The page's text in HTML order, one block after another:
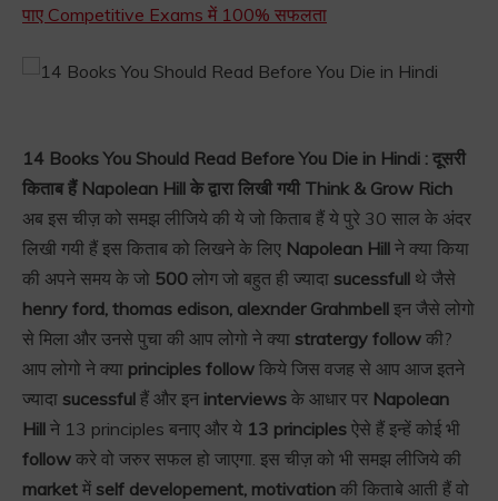
पाए Competitive Exams में 100% सफलता
14 Books You Should Read Before You Die in Hindi : दूसरी
किताब हैं Napolean Hill के द्वारा लिखी गयी Think & Grow Rich
अब इस चीज़ को समझ लीजिये की ये जो किताब हैं ये पुरे 30 साल के अंदर
लिखी गयी हैं इस किताब को लिखने के लिए Napolean Hill ने क्या किया
की अपने समय के जो 500 लोग जो बहुत ही ज्यादा sucessfull थे जैसे
henry ford, thomas edison, alexnder Grahmbell इन जैसे लोगो
से मिला और उनसे पुचा की आप लोगो ने क्या stratergy follow की?
आप लोगो ने क्या principles follow किये जिस वजह से आप आज इतने
ज्यादा sucessful हैं और इन interviews के आधार पर Napolean
Hill ने 13 principles बनाए और ये 13 principles ऐसे हैं इन्हें कोई भी
follow करे वो जरुर सफल हो जाएगा. इस चीज़ को भी समझ लीजिये की
market में self developement, motivation की किताबे आती हैं वो